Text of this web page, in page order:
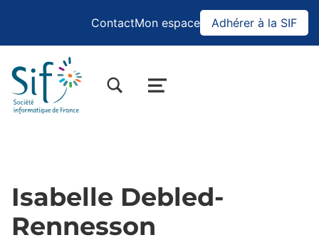
ContactMon espace Adhérer à la SIF
BASCULER LA BOÎTE DE DIALOGUE DU FORMULAIRE DE RECHERCHE
MENU
Isabelle Debled-
Rennesson